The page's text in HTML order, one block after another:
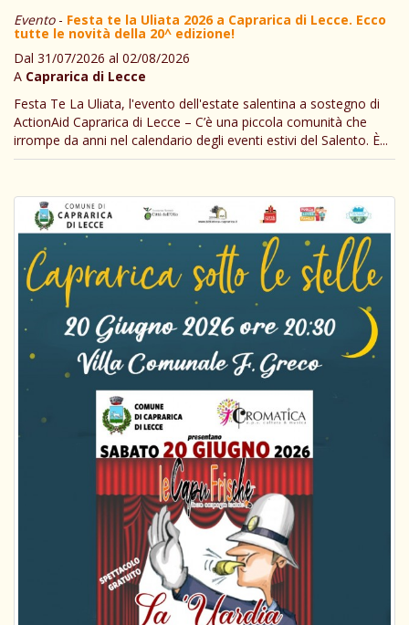
Evento- Festa te la Uliata 2026 a Caprarica di Lecce. Ecco
tutte le novità della 20^ edizione!
Dal 31/07/2026 al 02/08/2026
A Caprarica di Lecce
Festa Te La Uliata, l'evento dell'estate salentina a sostegno di
ActionAid Caprarica di Lecce – C’è una piccola comunità che
irrompe da anni nel calendario degli eventi estivi del Salento. È...